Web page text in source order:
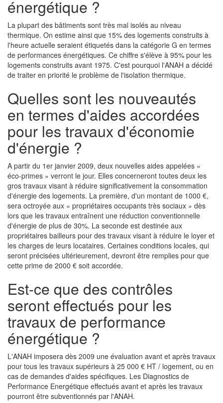
énergétique ?
La plupart des bâtiments sont très mal isolés au niveau
thermique. On estime ainsi que 15% des logements construits à
l'heure actuelle seraient étiquetés dans la catégorie G en termes
de performances énergétiques. Ce chiffre s'élève à 95% pour les
logements construits avant 1975. C'est pourquoi l'ANAH a décidé
de traiter en priorité le problème de l'isolation thermique.
Quelles sont les nouveautés
en termes d'aides accordées
pour les travaux d'économie
d'énergie ?
A partir du 1er janvier 2009, deux nouvelles aides appelées «
éco-primes » verront le jour. Elles concerneront toutes deux les
gros travaux visant à réduire significativement la consommation
d'énergie des logements. La première, d'un montant de 1000 €,
sera octroyée aux « propriétaires occupants très sociaux » dès
lors que les travaux entraînent une réduction conventionnelle
d'énergie de plus de 30%. La seconde est destinée aux
propriétaires bailleurs pour des travaux visant à réduire le loyer et
les charges de leurs locataires. Certaines conditions locales, qui
seront précisées ultérieurement, devront être remplies pour que
cette prime de 2000 € soit accordée.
Est-ce que des contrôles
seront effectués pour les
travaux de performance
énergétique ?
L'ANAH imposera dès 2009 une évaluation avant et après travaux
pour tous les travaux supérieurs à 25 000 € HT / logement, ou en
cas de demandes d'aides spécifiques. Les Diagnostics de
Performance Energétique effectués avant et après les travaux
pourront être subventionnés par l'ANAH.